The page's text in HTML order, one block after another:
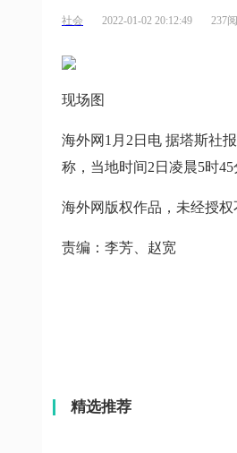
社会 2022-01-02 20:12:49 237
现场图
海外网1月2日电 据塔斯社
称，当地时间2日凌晨5时
海外网版权作品，未经授权
责编：李芳、赵宽
精选推荐